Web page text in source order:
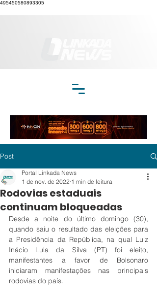
495450580893305
Post
Rodovias estaduais
continuam bloqueadas
Portal Linkada News
1 de nov. de 2022 1 min de leitura
Desde a noite do último domingo (30),
quando saiu o resultado das eleições para
a Presidência da República, na qual Luiz
Inácio Lula da Silva (PT) foi eleito,
manifestantes a favor de Bolsonaro
iniciaram manifestações nas principais
rodovias do país.